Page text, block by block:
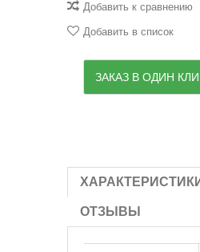
Добавить к сравнению
Добавить в список
ЗАКАЗ В ОДИН
ОТЗЫВЫ